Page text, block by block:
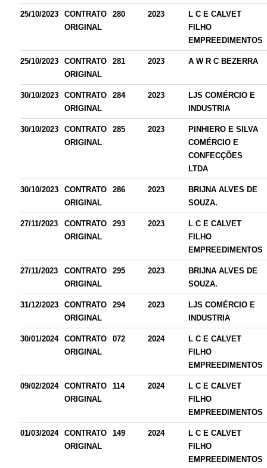
25/10/2023
CONTRATO
ORIGINAL
280 2023
L C E CALVET
FILHO
EMPREEDIMENTOS
25/10/2023
CONTRATO
ORIGINAL
281 2023 A W R C BEZERRA
30/10/2023
CONTRATO
ORIGINAL
284 2023
LJS COMÉRCIO E
INDUSTRIA
30/10/2023
CONTRATO
ORIGINAL
285 2023
PINHIERO E SILVA
COMÉRCIO E
CONFECÇÕES
LTDA
30/10/2023
CONTRATO
ORIGINAL
286 2023
BRIJNA ALVES DE
SOUZA.
27/11/2023
CONTRATO
ORIGINAL
293 2023
L C E CALVET
FILHO
EMPREEDIMENTOS
27/11/2023
CONTRATO
ORIGINAL
295 2023
BRIJNA ALVES DE
SOUZA.
31/12/2023
CONTRATO
ORIGINAL
294 2023
LJS COMÉRCIO E
INDUSTRIA
30/01/2024
CONTRATO
ORIGINAL
072 2024
L C E CALVET
FILHO
EMPREEDIMENTOS
09/02/2024
CONTRATO
ORIGINAL
114 2024
L C E CALVET
FILHO
EMPREEDIMENTOS
01/03/2024
CONTRATO
ORIGINAL
149 2024
L C E CALVET
FILHO
EMPREEDIMENTOS